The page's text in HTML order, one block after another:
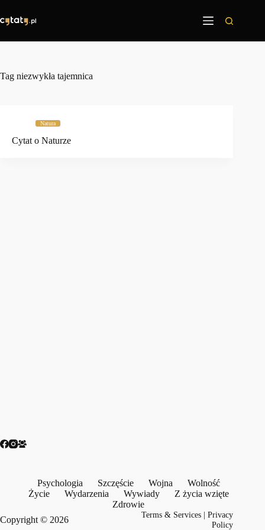
treści
Tag niezwykła tajemnica
Natura
Cytat o Naturze
Psychologia Szczęście Wojna
Wolność
Życie
Wydarzenia Wywiady
Z życia wzięte
Zdrowie
Copyright © 2026
Terms & Services |Privacy
Policy